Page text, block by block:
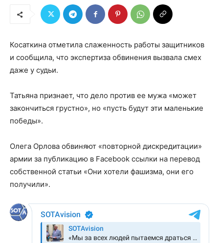
Косаткина отметила слаженность работы защитников
и сообщила, что экспертиза обвинения вызвала смех
даже у судьи.
Татьяна признает, что дело против ее мужа «может
закончиться грустно», но «пусть будут эти маленькие
победы».
Олега Орлова обвиняют «повторной дискредитации»
армии за публикацию в Facebook ссылки на перевод
собственной статьи «Они хотели фашизма, они его
получили».